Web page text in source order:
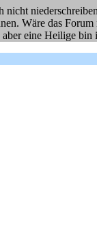
Wäre das
eine Heilige